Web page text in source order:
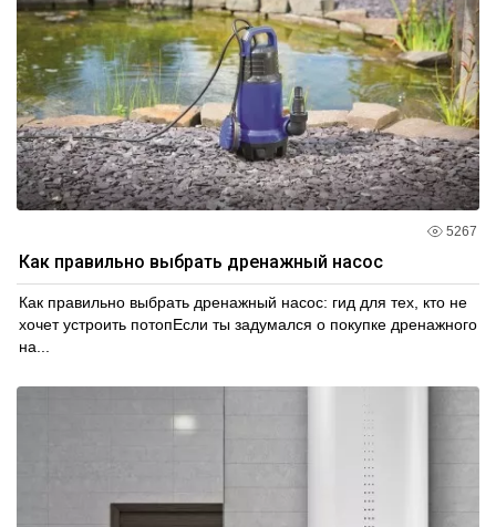
внутренней канализации!
5267
Как правильно выбрать дренажный насос
Как правильно выбрать дренажный насос: гид для тех, кто не
хочет устроить потопЕсли ты задумался о покупке дренажного
на...